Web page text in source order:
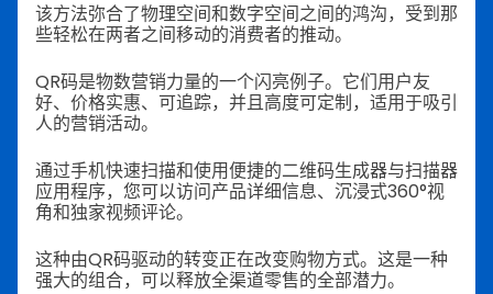
该方法弥合了物理空间和数字空间之间的鸿沟，受到那
些轻松在两者之间移动的消费者的推动。
QR码是物数营销力量的一个闪亮例子。它们用户友
好、价格实惠、可追踪，并且高度可定制，适用于吸引
人的营销活动。
通过手机快速扫描和使用便捷的二维码生成器与扫描器
应用程序，您可以访问产品详细信息、沉浸式360°视
角和独家视频评论。
这种由QR码驱动的转变正在改变购物方式。这是一种
强大的组合，可以释放全渠道零售的全部潜力。